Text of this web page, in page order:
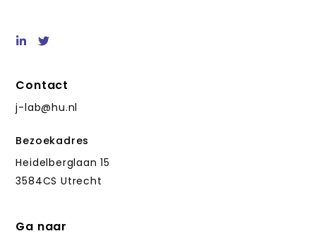
Contact
j-lab@hu.nl
Bezoekadres
Heidelberglaan 15
3584CS Utrecht
Ga naar